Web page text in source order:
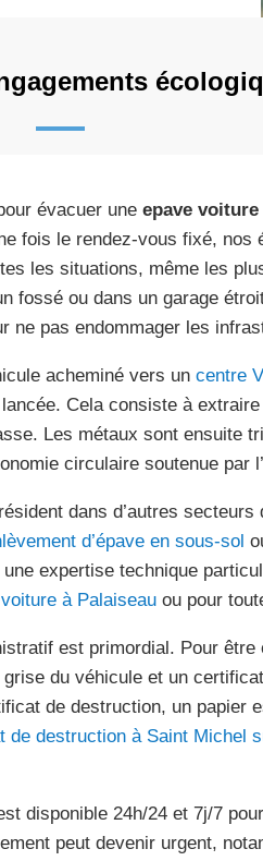
évacuer une epave voiture
fois le rendez-vous fixé, nos
les situations, même les
fossé ou dans un garage
ne pas endommager les
acheminé vers un centre
Cela consiste à
Les métaux sont ensuite
circulaire soutenue par l’
dans d’autres
d’épave en sous-sol
une expertise technique
à Palaiseauou pour
est primordial. Pour
du véhicule et un
de destruction, un papier
de destruction à Saint Michel
disponible 24h/24 et 7j/7
peut devenir urgent,